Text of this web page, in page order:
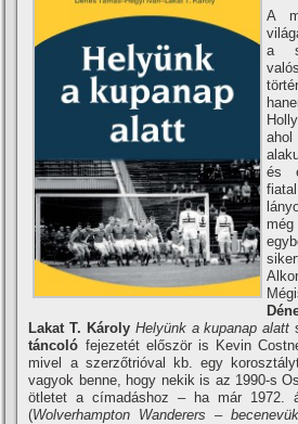
A
a
és
Lakat T. Károly Helyünk a kupanap alatt
táncoló fejezetét először is Kevin
mivel a szerzőtrióval kb. egy
vagyok benne, hogy nekik is az 1990-s
ötletet a cí­madáshoz – ha már 1972.
(Wolverhampton Wanderers –